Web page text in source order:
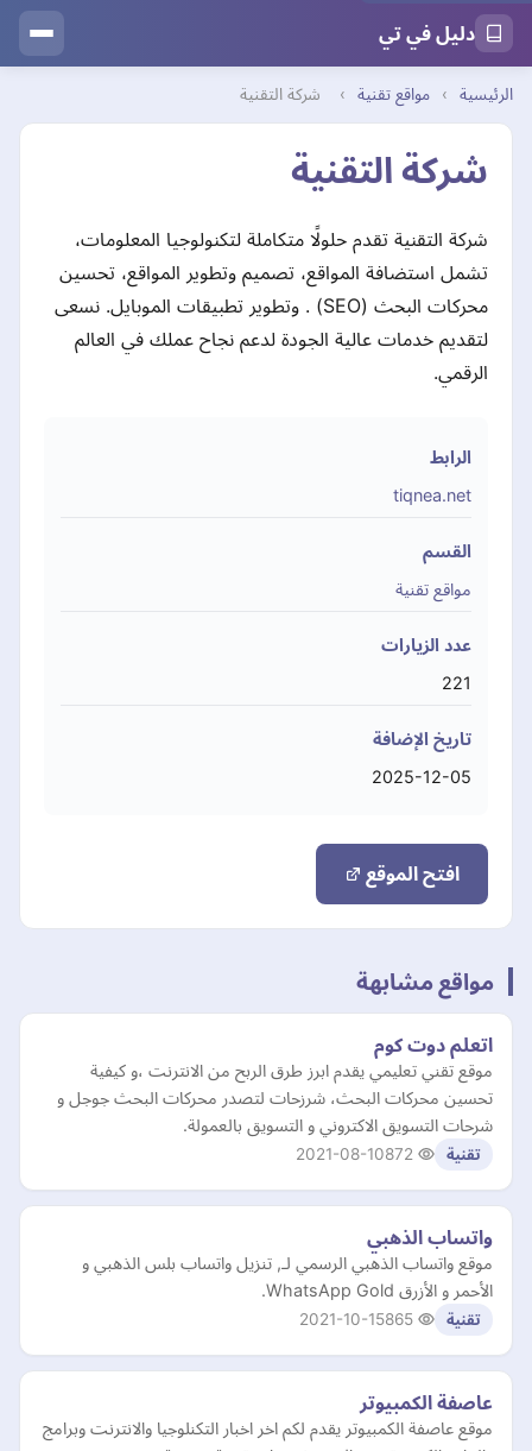
دليل في تي
الرئيسية › مواقع تقنية › شركة التقنية
شركة التقنية
شركة التقنية تقدم حلولًا متكاملة لتكنولوجيا المعلومات،
تشمل استضافة المواقع، تصميم وتطوير المواقع، تحسين
محركات البحث (SEO) . وتطوير تطبيقات الموبايل. نسعى
لتقديم خدمات عالية الجودة لدعم نجاح عملك في العالم
الرقمي.
الرابط
tiqnea.net
القسم
مواقع تقنية
عدد الزيارات
221
تاريخ الإضافة
2025-12-05
افتح الموقع
مواقع مشابهة
اتعلم دوت كوم
موقع تقني تعليمي يقدم ابرز طرق الربح من الانترنت ،و كيفية
تحسين محركات البحث، شرزحات لتصدر محركات البحث جوجل و
شرحات التسويق الاكتروني و التسويق بالعمولة.
تقنية 2021-08-10
واتساب الذهبي
موقع واتساب الذهبي الرسمي لـ, تنزيل واتساب بلس الذهبي و
الأحمر و الأزرق WhatsApp Gold.
تقنية 2021-10-15
عاصفة الكمبيوتر
موقع عاصفة الكمبيوتر يقدم لكم اخر اخبار التكنلوجيا والانترنت وبرامج